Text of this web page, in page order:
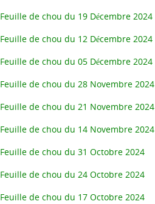
Feuille de chou du 19 Décembre 2024
Feuille de chou du 12 Décembre 2024
Feuille de chou du 05 Décembre 2024
Feuille de chou du 28 Novembre 2024
Feuille de chou du 21 Novembre 2024
Feuille de chou du 14 Novembre 2024
Feuille de chou du 31 Octobre 2024
Feuille de chou du 24 Octobre 2024
Feuille de chou du 17 Octobre 2024